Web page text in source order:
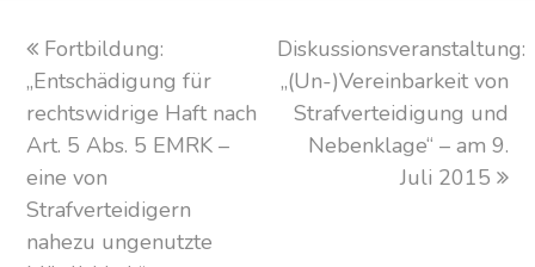
vorheriger
Beitrag:
Fortbildung:
„Entschädigung für
rechtswidrige Haft nach
Art. 5 Abs. 5 EMRK –
eine von
Strafverteidigern
nahezu ungenutzte
Nächster
Beitrag:
Diskussionsveranstaltung:
„(Un-)Vereinbarkeit von
Strafverteidigung und
Nebenklage“ – am 9.
Juli 2015